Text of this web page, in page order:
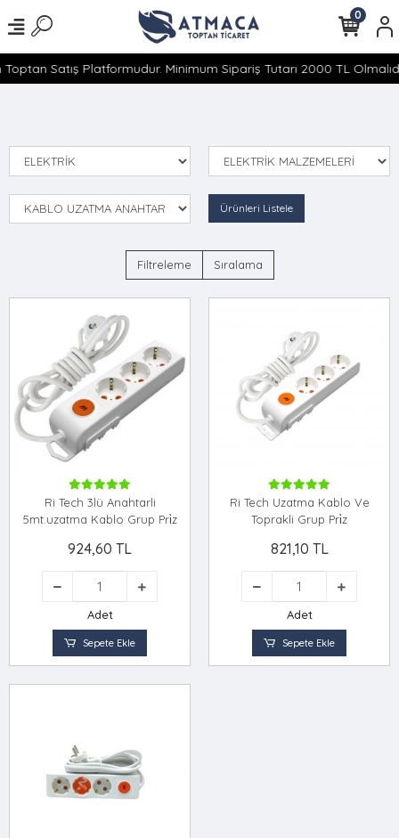
Satış Platformudur. Minimum Sipariş Tutarı 2000 TL
0
Ürünleri Listele
Filtreleme Sıralama
Ri Tech 3lü Anahtarli
5mt.uzatma Kablo Grup Pri̇z
924,60 TL
Adet
Sepete Ekle
Ri Tech Uzatma Kablo Ve
Toprakli Grup Pri̇z
821,10 TL
Adet
Sepete Ekle